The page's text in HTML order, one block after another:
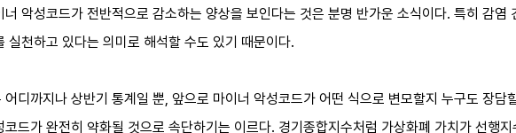
너 악성코드가 전반적으로 감소하는 양상을 보인다는 것은 분명 반가운 소식이다. 특히 감염
실천하고 있다는 의미로 해석할 수도 있기 때문이다.
어디까지나 상반기 통계일 뿐, 앞으로 마이너 악성코드가 어떤 식으로 변모할지 누구도 장
코드가 완전히 약화될 것으로 속단하기는 이르다. 경기종합지수처럼 가상화폐 가치가 선행